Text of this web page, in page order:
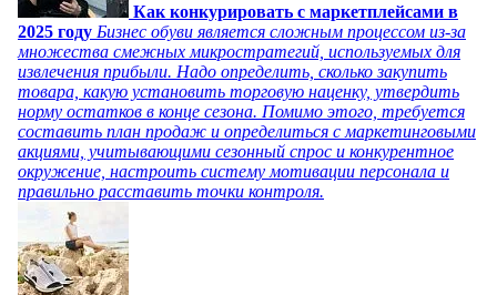
Как конкурировать с маркетплейсами в
2025 году Бизнес обуви является сложным процессом из-за
множества смежных микростратегий, используемых для
извлечения прибыли. Надо определить, сколько закупить
товара, какую установить торговую наценку, утвердить
норму остатков в конце сезона. Помимо этого, требуется
составить план продаж и определиться с маркетинговыми
акциями, учитывающими сезонный спрос и конкурентное
окружение, настроить систему мотивации персонала и
правильно расставить точки контроля.